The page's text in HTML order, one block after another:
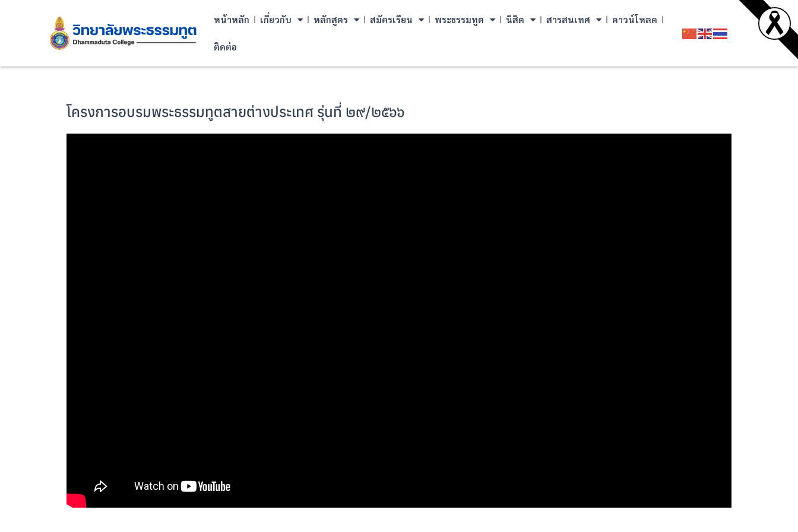
หน้าหลัก เกี่ยวกับ หลักสูตร สมัครเรียน พระธรรมทูต นิสิต สารสนเทศ ดาวน์โหลด
ติดต่อ
โครงการอบรมพระธรรมทูตสายต่างประเทศ รุ่นที่ ๒๙/๒๕๖๖